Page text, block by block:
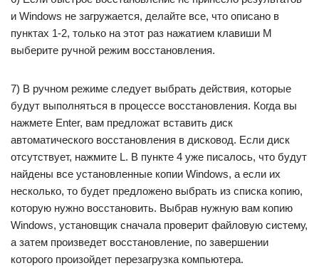
и Windows не загружается, делайте все, что описано в
пунктах 1-2, только на этот раз нажатием клавиши M
выберите ручной режим восстановления.
7) В ручном режиме следует выбрать действия, которые
будут выполняться в процессе восстановления. Когда вы
нажмете Enter, вам предложат вставить диск
автоматического восстановления в дисковод. Если диск
отсутствует, нажмите L. В пункте 4 уже писалось, что будут
найдены все установленные копии Windows, а если их
несколько, то будет предложено выбрать из списка копию,
которую нужно восстановить. Выбрав нужную вам копию
Windows, установщик сначала проверит файловую систему,
а затем произведет восстановление, по завершении
которого произойдет перезагрузка компьютера.